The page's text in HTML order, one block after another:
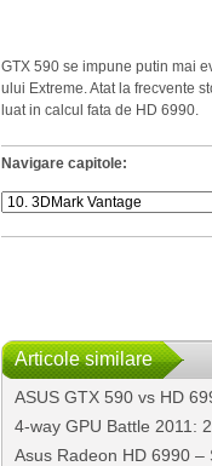
GTX 590 se impune putin mai
ului Extreme. Atat la frecvente
luat in calcul fata de HD 6990.
Navigare capitole:
Articole similare
ASUS GTX 590 vs HD
4-way GPU Battle 2011:
Asus Radeon HD 6990 –